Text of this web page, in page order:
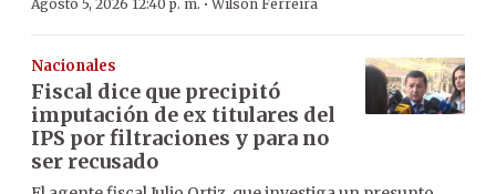
Agosto 5, 2026 12:40 p. m. ·Wilson Ferreira
Nacionales
Fiscal dice que precipitó
imputación de ex titulares del
IPS por filtraciones y para no
ser recusado